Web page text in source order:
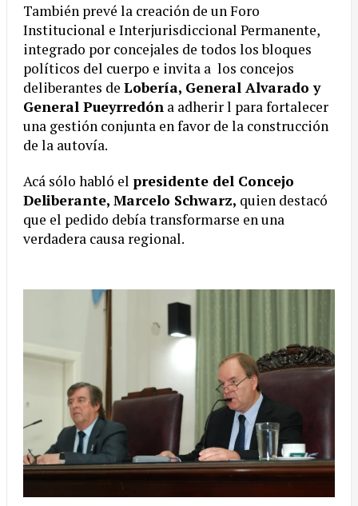
También prevé la creación de un Foro
Institucional e Interjurisdiccional Permanente,
integrado por concejales de todos los bloques
políticos del cuerpo e invita a los concejos
deliberantes de Lobería, General Alvarado y
General Pueyrredón a adherir l para fortalecer
una gestión conjunta en favor de la construcción
de la autovía.
Acá sólo habló el presidente del Concejo
Deliberante, Marcelo Schwarz, quien destacó
que el pedido debía transformarse en una
verdadera causa regional.